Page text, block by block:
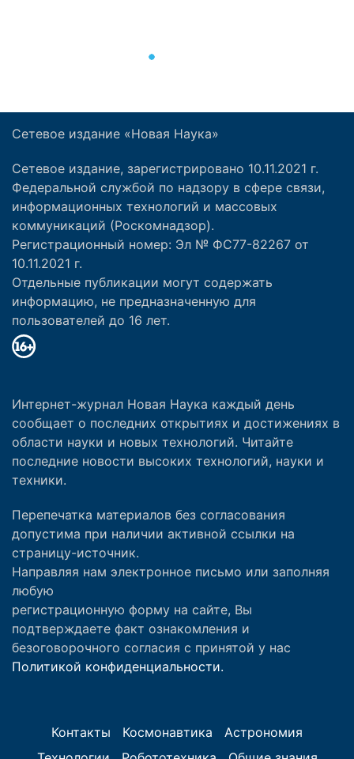
Сетевое издание «Новая Наука»
Сетевое издание, зарегистрировано 10.11.2021 г.
Федеральной службой по надзору в сфере связи,
информационных технологий и массовых
коммуникаций (Роскомнадзор).
Регистрационный номер: Эл № ФС77-82267 от
10.11.2021 г.
Отдельные публикации могут содержать
информацию, не предназначенную для
пользователей до 16 лет.
Интернет-журнал Новая Наука каждый день
сообщает о последних открытиях и достижениях в
области науки и новых технологий. Читайте
последние новости высоких технологий, науки и
техники.
Перепечатка материалов без согласования
допустима при наличии активной ссылки на
страницу-источник.
Направляя нам электронное письмо или заполняя
любую
регистрационную форму на сайте, Вы
подтверждаете факт ознакомления и
безоговорочного согласия с принятой у нас
Политикой конфиденциальности.
Контакты Космонавтика
Астрономия